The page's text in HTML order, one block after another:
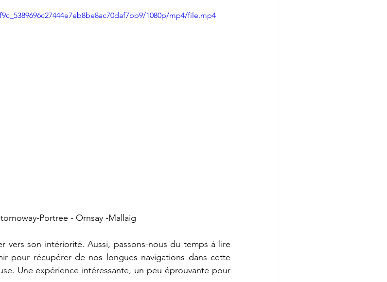
1080p/mp4/file.mp4
Portree - Ornsay -Mallaig
vers son intériorité. Aussi, passons-nous du temps à lire
pour récupérer de nos longues navigations dans cette
Une expérience intéressante, un peu éprouvante pour